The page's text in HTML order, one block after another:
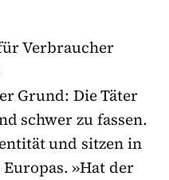
Verbraucher
Grund: Die Täter
schwer zu fassen.
und sitzen in
»Hat der